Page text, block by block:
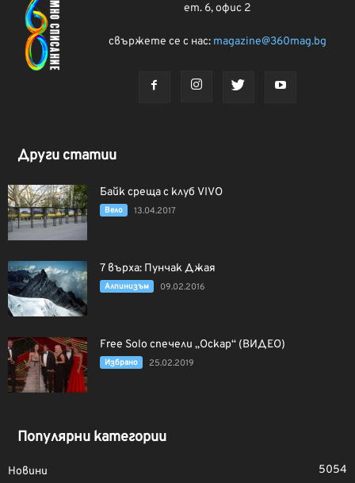
ет. 6, офис 2
свържете се с нас: magazine@360mag.bg
Други статии
Байк среща с клуб VIVO
Вело 13.04.2017
7 върха: Пунчак Джая
Алпинизъм 09.02.2016
Free Solo спечели „Оскар“ (ВИДЕО)
Избрано 25.02.2019
Популярни категории
Новини 5054